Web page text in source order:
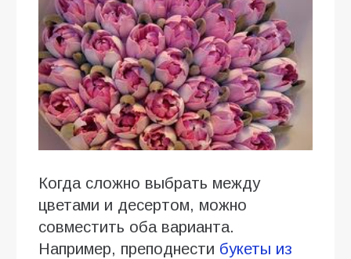
Когда сложно выбрать между
цветами и десертом, можно
совместить оба варианта.
Например, преподнести букеты из